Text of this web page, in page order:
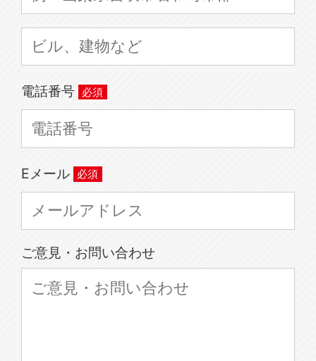
電話番号
Eメール
ご意見・お問い合わせ